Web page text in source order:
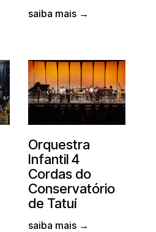
saiba mais →
Orquestra
Infantil 4
Cordas do
Conservatório
de Tatuí
saiba mais →